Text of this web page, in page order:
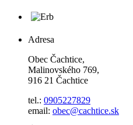
Adresa
Obec Čachtice,
Malinovského 769,
916 21 Čachtice
tel.: 0905227829
email: obec@cachtice.sk